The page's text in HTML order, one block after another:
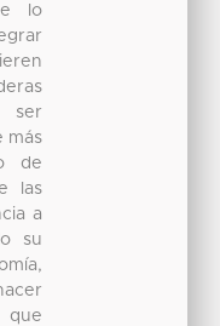
lo
ser
más
de
las
a
su
que